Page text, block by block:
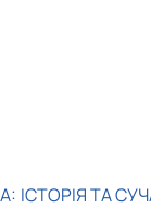
ТА